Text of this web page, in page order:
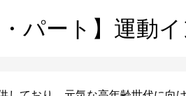
パート】運動